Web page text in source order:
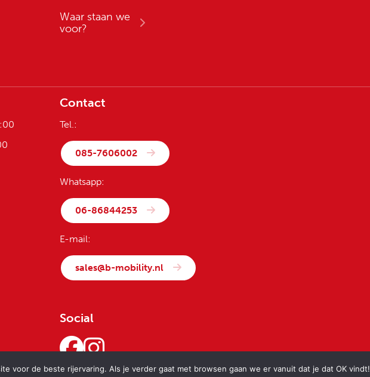
Waar staan we
voor?
Contact
Tel.:
085-7606002
Whatsapp:
06-86844253
E-mail:
sales@b-mobility.nl
Social
voor de beste rijervaring. Als je verder gaat met browsen gaan we er vanuit dat je dat OK vindt!